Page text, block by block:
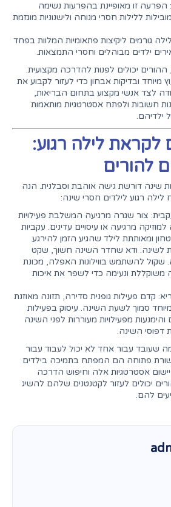
: הפרעה זו מאופיינת בהפרעות נשימה
ללילות חסרי מנוחה ולישנוניות מוגזמת
גורמים ליקיצות פתאומיות המלוות בפחד
ילדים מבוהלים וחסרי התמצאות.
יכולים לפנות להדרכה מקצועית.
מיוחד ובדיקות אבחון כדי לעזור לקבוע את
לצד אנשי מקצוע בתחום הבריאות,
חשובות ולפתח אסטרטגיות מותאמות
ילדיהם.
לקראת לילה רגוע:
להורים
שינה דורשת גישה אוהבת וסבלנית. הנה
רגוע לילדים חסרי שינה:
צור שגרה מרגיעה המשלבת פעילויות
מרגיעה או עיסויים עדינים. עקביות
ומאותתת לילד שהגיע הזמן להירגע.
לשינה: ודא שחדר השינה חשוך, שקט
שקול להשתמש בווילונות האפלה, מכונת
משוקללת ונעימה כדי לשפר את איכות
קדם פעילות גופנית סדירה, תזונה מאוזנת
סמוך לשעת השינה. עיסוק בפעילות
והימנעות מפעילויות מעוררות לפני השינה
דפוסי השינה.
שעובד עבור אחד לא יכול לעבוד עבור
פתוחה הם המפתח בתמיכה בילדים
אסטרטגיות אלה וחיפוש הדרכה
יכולים לעזור לקטנטנים שלהם להשיג
להם.